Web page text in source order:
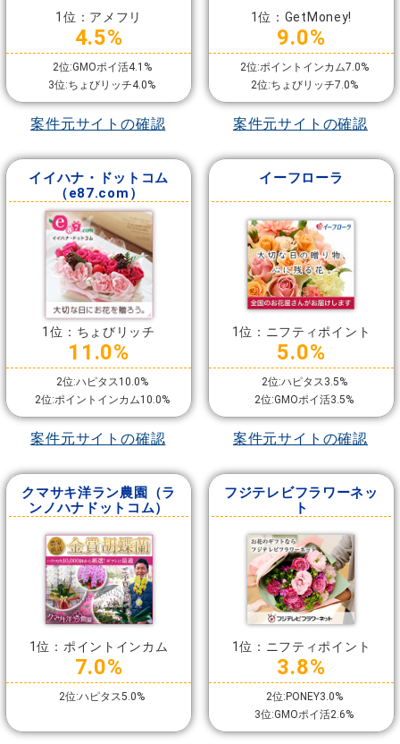
1位：アメフリ
4.5%
2位:GMOポイ活4.1%
3位:ちょびリッチ4.0%
案件元サイトの確認
1位：GetMoney!
9.0%
2位:ポイントインカム7.0%
2位:ちょびリッチ7.0%
案件元サイトの確認
イイハナ・ドットコム
（e87.com）
1位：ちょびリッチ
11.0%
2位:ハピタス10.0%
2位:ポイントインカム10.0%
案件元サイトの確認
イーフローラ
1位：ニフティポイント
5.0%
2位:ハピタス3.5%
2位:GMOポイ活3.5%
案件元サイトの確認
クマサキ洋ラン農園（ラ
ンノハナドットコム）
1位：ポイントインカム
7.0%
2位:ハピタス5.0%
フジテレビフラワーネッ
ト
1位：ニフティポイント
3.8%
2位:PONEY3.0%
3位:GMOポイ活2.6%